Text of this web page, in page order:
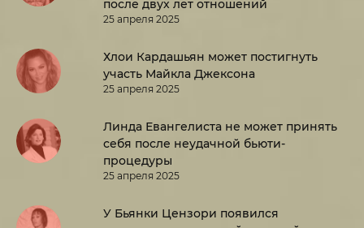
после двух лет отношений
25 апреля 2025
Хлои Кардашьян может постигнуть
участь Майкла Джексона
25 апреля 2025
Линда Евангелиста не может принять
себя после неудачной бьюти-
процедуры
25 апреля 2025
У Бьянки Цензори появился